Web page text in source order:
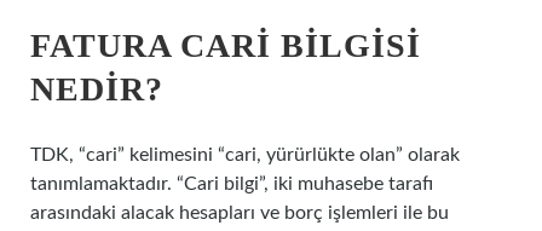
FATURA CARI BILGISI
NEDIR?
TDK, “cari” kelimesini “cari, yürürlükte olan” olarak
tanımlamaktadır. “Cari bilgi”, iki muhasebe tarafı
arasındaki alacak hesapları ve borç işlemleri ile bu